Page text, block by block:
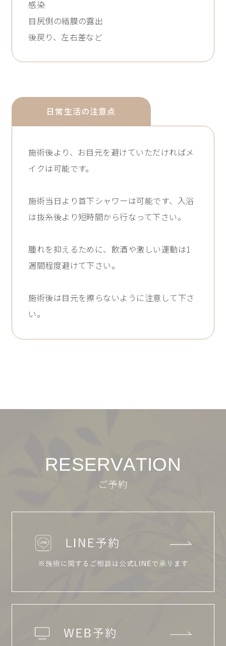
感染
目尻側の結膜の露出
後戻り、左右差など
日常生活の注意点
施術後より、お目元を避けていただければメ
イクは可能です。
施術当日より首下シャワーは可能です、入浴
は抜糸後より短時間から行なって下さい。
腫れを抑えるために、飲酒や激しい運動は1
週間程度避けて下さい。
施術後は目元を擦らないように注意して下さ
い。
RESERVATION
ご予約